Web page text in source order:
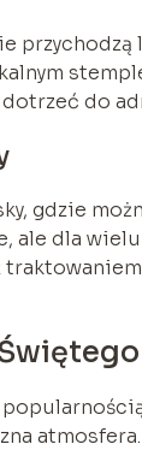
do
gdzie
ale dla